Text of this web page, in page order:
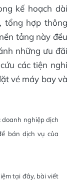
kế hoạch dài
tổng hợp thông
tảng này đều
những ưu đãi
các tiện nghi
vé máy bay và
nghiệp dịch
bán dịch vụ của
tại đây, bài viết